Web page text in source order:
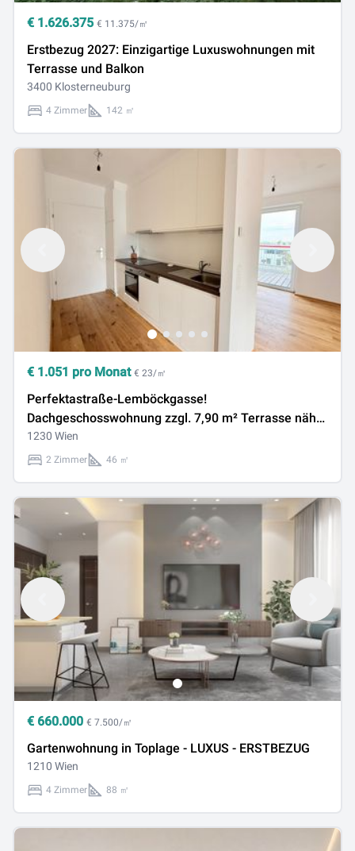
€ 1.626.375 € 11.375/㎡
Erstbezug 2027: Einzigartige Luxuswohnungen mit
Terrasse und Balkon
3400 Klosterneuburg
4 Zimmer 142 ㎡
€ 1.051 pro Monat € 23/㎡
Perfektastraße-Lemböckgasse!
Dachgeschosswohnung zzgl. 7,90 m² Terrasse nähe
U-Bahnlinie!
1230 Wien
2 Zimmer 46 ㎡
€ 660.000 € 7.500/㎡
Gartenwohnung in Toplage - LUXUS - ERSTBEZUG
1210 Wien
4 Zimmer 88 ㎡